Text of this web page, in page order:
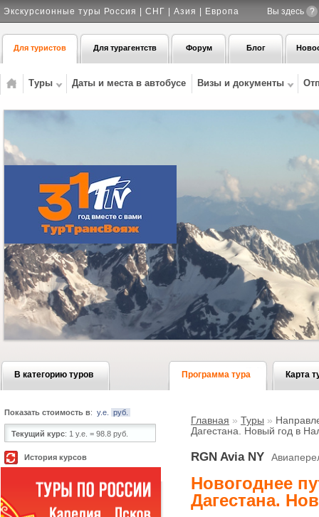
Экскурсионные туры Россия | СНГ | Азия | Европа Вы здесь ?
Для туристов Для турагентств Форум Блог
Туры Даты и места в автобусе Визы и документы
В категорию туров Программа тура Карта
Главная » Туры »
Дагестана. Новый год в
RGN Avia NY
Новогоднее
Дагестана.
Показать стоимость в: у.е. руб.
Текущий курс: 1 у.е. = 98.8 руб.
История курсов